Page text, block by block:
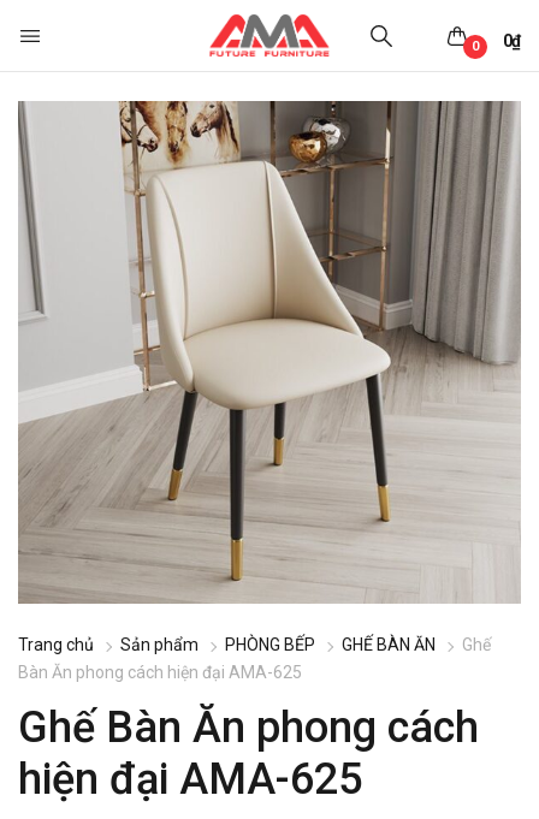
0₫
0
Trang chủ Sản phẩm PHÒNG BẾP GHẾ BÀN ĂN
Ghế
Bàn Ăn phong cách hiện đại AMA-625
Ghế Bàn Ăn phong cách
hiện đại AMA-625